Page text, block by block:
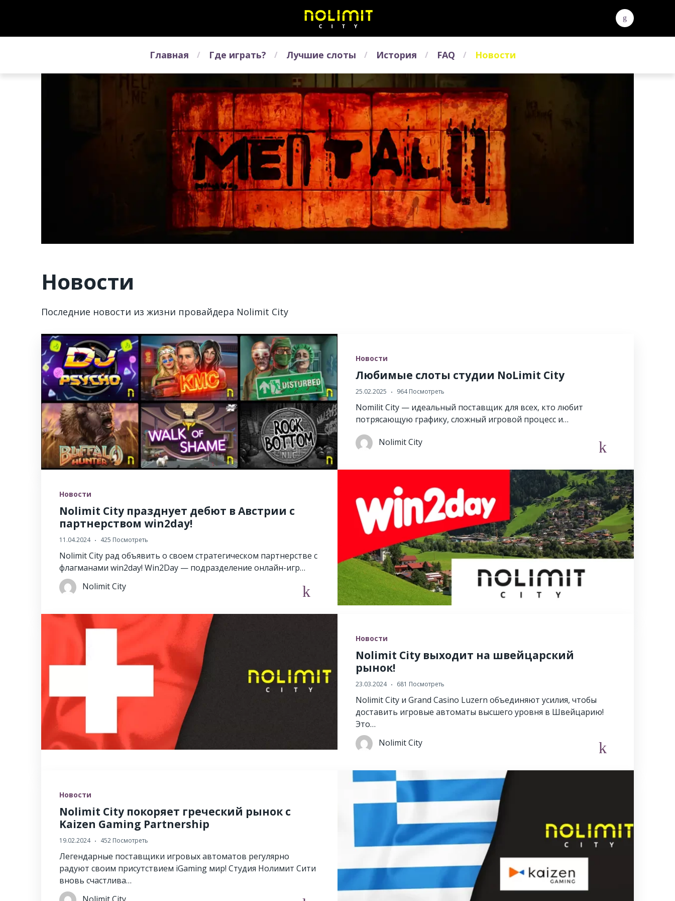
Главная Где играть? Лучшие слоты История FAQ Новости
Новости
Последние новости из жизни провайдера Nolimit City
Новости
Любимые слоты студии NoLimit City
25.02.2025 964 Посмотреть
Nomilit City — идеальный поставщик для всех, кто любит
потрясающую графику, сложный игровой процесс и…
Nolimit City
Новости
Nolimit City празднует дебют в Австрии с
партнерством win2day!
11.04.2024 425 Посмотреть
Nolimit City рад объявить о своем стратегическом партнерстве с
флагманами win2day! Win2Day — подразделение онлайн-игр…
Nolimit City
Новости
Nolimit City выходит на швейцарский
рынок!
23.03.2024 681 Посмотреть
Nolimit City и Grand Casino Luzern объединяют усилия, чтобы
доставить игровые автоматы высшего уровня в Швейцарию!
Это…
Nolimit City
Новости
Nolimit City покоряет греческий рынок с
Kaizen Gaming Partnership
19.02.2024 452 Посмотреть
Легендарные поставщики игровых автоматов регулярно
радуют своим присутствием iGaming мир! Студия Нолимит Сити
вновь счастлива…